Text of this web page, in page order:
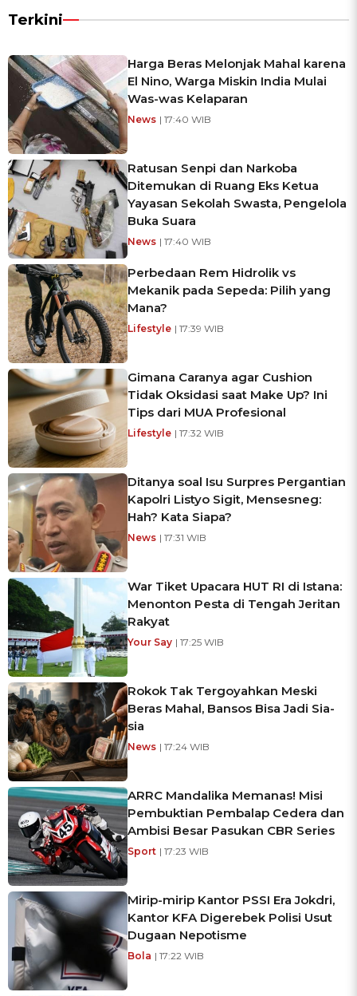
Terkini
Harga Beras Melonjak Mahal karena
El Nino, Warga Miskin India Mulai
Was-was Kelaparan
News | 17:40 WIB
Ratusan Senpi dan Narkoba
Ditemukan di Ruang Eks Ketua
Yayasan Sekolah Swasta, Pengelola
Buka Suara
News | 17:40 WIB
Perbedaan Rem Hidrolik vs
Mekanik pada Sepeda: Pilih yang
Mana?
Lifestyle | 17:39 WIB
Gimana Caranya agar Cushion
Tidak Oksidasi saat Make Up? Ini
Tips dari MUA Profesional
Lifestyle | 17:32 WIB
Ditanya soal Isu Surpres Pergantian
Kapolri Listyo Sigit, Mensesneg:
Hah? Kata Siapa?
News | 17:31 WIB
War Tiket Upacara HUT RI di Istana:
Menonton Pesta di Tengah Jeritan
Rakyat
Your Say | 17:25 WIB
Rokok Tak Tergoyahkan Meski
Beras Mahal, Bansos Bisa Jadi Sia-
sia
News | 17:24 WIB
ARRC Mandalika Memanas! Misi
Pembuktian Pembalap Cedera dan
Ambisi Besar Pasukan CBR Series
Sport | 17:23 WIB
Mirip-mirip Kantor PSSI Era Jokdri,
Kantor KFA Digerebek Polisi Usut
Dugaan Nepotisme
Bola | 17:22 WIB